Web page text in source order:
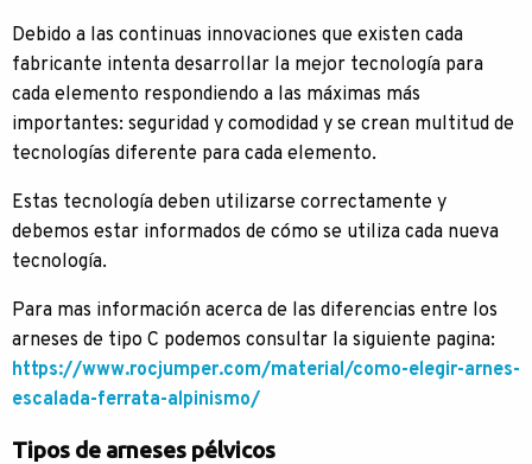
Debido a las continuas innovaciones que existen cada
fabricante intenta desarrollar la mejor tecnología para
cada elemento respondiendo a las máximas más
importantes: seguridad y comodidad y se crean multitud de
tecnologías diferente para cada elemento.
Estas tecnología deben utilizarse correctamente y
debemos estar informados de cómo se utiliza cada nueva
tecnología.
Para mas información acerca de las diferencias entre los
arneses de tipo C podemos consultar la siguiente pagina:
https://www.rocjumper.com/material/como-elegir-arnes-
escalada-ferrata-alpinismo/
Tipos de arneses pélvicos